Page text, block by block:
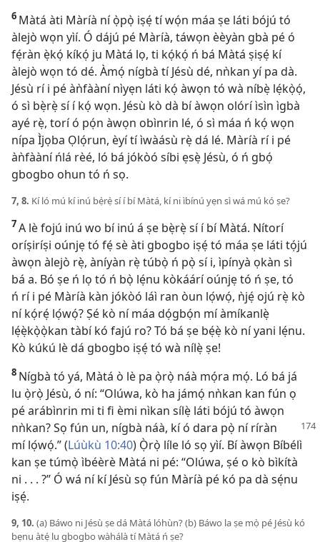
6 Màtá àti Màríà ní ọ̀pọ̀ iṣẹ́ tí wọ́n máa ṣe láti bójú tó
àlejò wọn yìí. Ó dájú pé Màríà, táwọn èèyàn gbà pé ó
fẹ́ràn ẹ̀kọ́ kíkọ́ ju Màtá lọ, ti kọ́kọ́ ń bá Màtá ṣiṣẹ́ kí
àlejò wọn tó dé. Àmọ́ nígbà tí Jésù dé, nǹkan yí pa dà.
Jésù rí i pé àǹfààní nìyẹn láti kọ́ àwọn tó wà níbẹ̀ lẹ́kọ̀ọ́,
ó sì bẹ̀rẹ̀ sí í kọ́ wọn. Jésù kò dà bí àwọn olórí ìsìn ìgbà
ayé rẹ̀, torí ó pọ́n àwọn obìnrin lé, ó sì máa ń kọ́ wọn
nípa Ìjọba Ọlọ́run, èyí tí ìwàásù rẹ̀ dá lé. Màríà rí i pé
àǹfààní ńlá rèé, ló bá jókòó síbi ẹsẹ̀ Jésù, ó ń gbọ́
gbogbo ohun tó ń sọ.
7, 8. Kí ló mú kí inú bẹ̀rẹ̀ sí í bí Màtá, kí ni ìbínú yẹn sì wá mú kó ṣe?
7A lè fojú inú wo bí inú á ṣe bẹ̀rẹ̀ sí í bí Màtá. Nítorí
oríṣiríṣi oúnjẹ tó fẹ́ sè àti gbogbo iṣẹ́ tó máa ṣe láti tọ́jú
àwọn àlejò rẹ̀, àníyàn rẹ̀ túbọ̀ ń pọ̀ sí i, ìpínyà ọkàn sì
bá a. Bó ṣe ń lọ tó ń bọ̀ lẹ́nu kòkáárí oúnjẹ tó ń ṣe, tó
ń rí i pé Màríà kàn jókòó láì ran òun lọ́wọ́, ǹjẹ́ ojú rẹ̀ kò
ní kọ́rẹ́ lọ́wọ́? Ṣé kò ní máa dọ́gbọ́n mí àmíkanlẹ̀
lẹ́ẹ̀kọ̀ọ̀kan tàbí kó fajú ro? Tó bá ṣe bẹ́ẹ̀ kò ní yani lẹ́nu.
Kò kúkú lè dá gbogbo iṣẹ́ tó wà nílẹ̀ ṣe!
8 Nígbà tó yá, Màtá ò lè pa ọ̀rọ̀ náà mọ́ra mọ́. Ló bá já
lu ọ̀rọ̀ Jésù, ó ní: “Olúwa, kò ha jámọ́ nǹkan kan fún ọ
pé arábìnrin mi ti fi èmi nìkan sílẹ̀ láti bójú tó àwọn
nǹkan? Sọ fún un, nígbà náà, kí ó dara pọ̀ ní ríràn
mí lọ́wọ́.” (Lúùkù 10:40) Ọ̀rọ̀ líle ló sọ yìí. Bí àwọn Bíbélì
kan ṣe túmọ̀ ìbéèrè Màtá ni pé: “Olúwa, ṣé o kò bìkítà
ni . . . ?” Ó wá ní kí Jésù sọ fún Màríà pé kó pa dà sẹ́nu
iṣẹ́.
9, 10. (a) Báwo ni Jésù ṣe dá Màtá lóhùn? (b) Báwo la ṣe mọ̀ pé Jésù kó
bẹnu àtẹ́ lu gbogbo wàhálà tí Màtá ń ṣe?